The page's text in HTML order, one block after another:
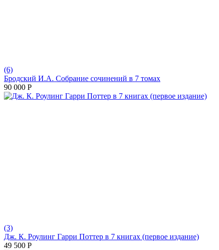
(6)
Бродский И.А. Собрание сочинений в 7 томах
90 000 Р
(3)
Дж. К. Роулинг Гарри Поттер в 7 книгах (первое издание)
49 500 Р